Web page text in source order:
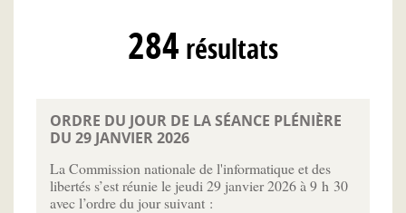
284 résultats
ORDRE DU JOUR DE LA SÉANCE PLÉNIÈRE
DU 29 JANVIER 2026
La Commission nationale de l'informatique et des
libertés s’est réunie le jeudi 29 janvier 2026 à 9 h 30
avec l’ordre du jour suivant :